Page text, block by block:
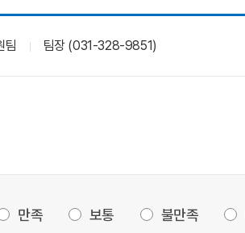
팀 팀장 (031-328-9851)
만족 보통 불만족